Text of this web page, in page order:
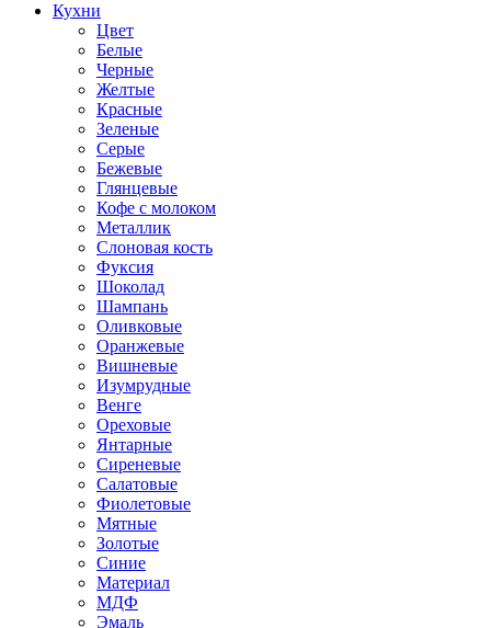
Кухни
Цвет
Белые
Черные
Желтые
Красные
Зеленые
Серые
Бежевые
Глянцевые
Кофе с молоком
Металлик
Слоновая кость
Фуксия
Шоколад
Шампань
Оливковые
Оранжевые
Вишневые
Изумрудные
Венге
Ореховые
Янтарные
Сиреневые
Салатовые
Фиолетовые
Мятные
Золотые
Синие
Материал
МДФ
Эмаль